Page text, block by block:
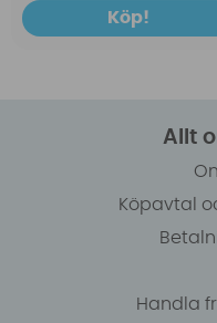
Köp!
Allt
Köpavtal
Handla